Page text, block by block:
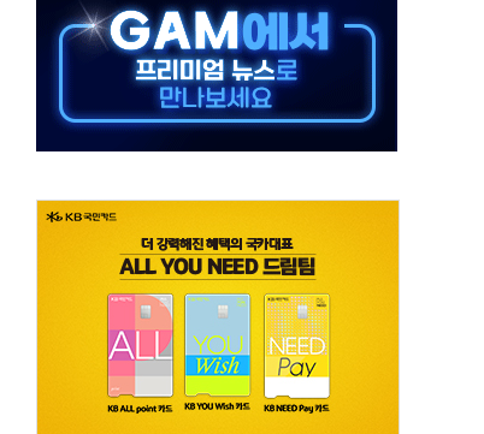
계 "법적근거 없어, 위법수집증거 가능성"